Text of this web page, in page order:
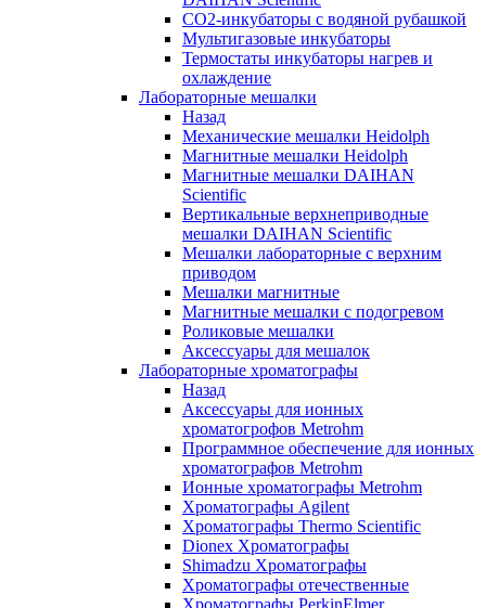
CO2-инкубаторы с водяной рубашкой
Мультигазовые инкубаторы
Термостаты инкубаторы нагрев и
охлаждение
Лабораторные мешалки
Назад
Механические мешалки Heidolph
Магнитные мешалки Heidolph
Магнитные мешалки DAIHAN
Scientific
Вертикальные верхнеприводные
мешалки DAIHAN Scientific
Мешалки лабораторные с верхним
приводом
Мешалки магнитные
Магнитные мешалки с подогревом
Роликовые мешалки
Аксессуары для мешалок
Лабораторные хроматографы
Назад
Аксессуары для ионных
хроматогрофов Metrohm
Программное обеспечение для ионных
хроматографов Metrohm
Ионные хроматографы Metrohm
Хроматографы Agilent
Хроматографы Thermo Scientific
Dionex Хроматографы
Shimadzu Хроматографы
Хроматографы отечественные
Хроматографы PerkinElmer